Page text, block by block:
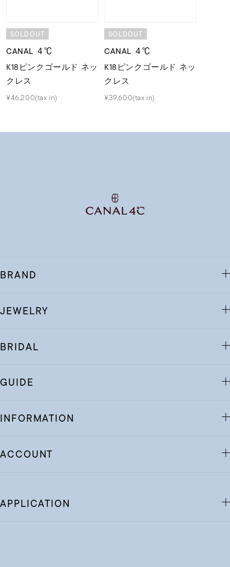
SOLDOUT
CANAL ４℃
K18ピンクゴールド ネッ
クレス
¥46,200(tax in)
SOLDOUT
CANAL ４℃
K18ピンクゴールド ネッ
クレス
¥39,600(tax in)
BRAND
JEWELRY
BRIDAL
GUIDE
INFORMATION
ACCOUNT
APPLICATION